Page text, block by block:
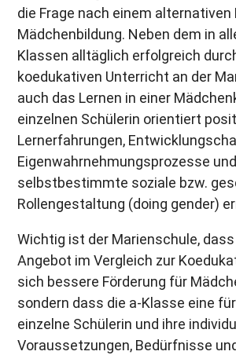
die Frage nach einem alternativen
Mädchenbildung. Neben dem in
Klassen alltäglich erfolgreich
koedukativen Unterricht an der
auch das Lernen in einer
einzelnen Schülerin orientiert
Lernerfahrungen,
Eigenwahrnehmungsprozesse und
selbstbestimmte soziale bzw.
Rollengestaltung (doing gender)
Wichtig ist der Marienschule,
Angebot im Vergleich zur
sich bessere Förderung für
sondern dass die a-Klasse eine
einzelne Schülerin und ihre
Voraussetzungen, Bedürfnisse